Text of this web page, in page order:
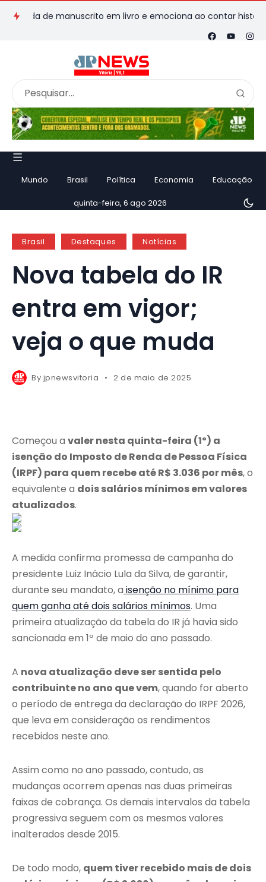
de manuscrito em livro e emociona ao contar história
Mundo Brasil Política Economia Educação
quinta-feira, 6 ago 2026
Brasil Destaques Notícias
Nova tabela do IR
entra em vigor;
veja o que muda
By jpnewsvitoria 2 de maio de 2025
Começou a valer nesta quinta-feira (1º) a
isenção do Imposto de Renda de Pessoa Física
(IRPF) para quem recebe até R$ 3.036 por mês, o
equivalente a dois salários mínimos em valores
atualizados.
A medida confirma promessa de campanha do
presidente Luiz Inácio Lula da Silva, de garantir,
durante seu mandato, a isenção no mínimo para
quem ganha até dois salários mínimos. Uma
primeira atualização da tabela do IR já havia sido
sancionada em 1º de maio do ano passado.
A nova atualização deve ser sentida pelo
contribuinte no ano que vem, quando for aberto
o período de entrega da declaração do IRPF 2026,
que leva em consideração os rendimentos
recebidos neste ano.
Assim como no ano passado, contudo, as
mudanças ocorrem apenas nas duas primeiras
faixas de cobrança. Os demais intervalos da tabela
progressiva seguem com os mesmos valores
inalterados desde 2015.
De todo modo, quem tiver recebido mais de dois